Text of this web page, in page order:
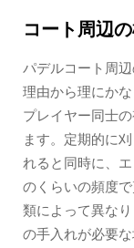
コート周辺
パデルコート周
理由から理にか
プレイヤー同士
ます。定期的に
れると同時に、
のくらいの頻度
類によって異な
の手入れが必要